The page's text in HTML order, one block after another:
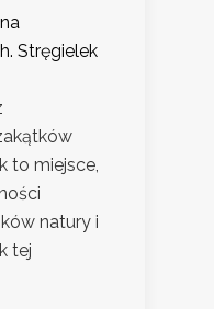
Stręgielek
to miejsce,
natury i
tej